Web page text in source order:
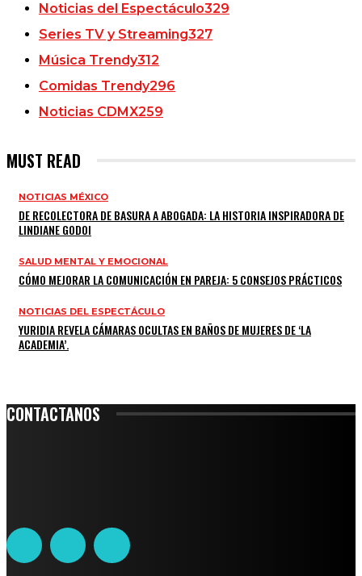
Noticias del Espectáculo329
Series TV y Streaming327
Música Trendy312
Comidas Trendy296
Noticias CDMX259
MUST READ
NOTICIAS MÉXICO
DE RECOLECTORA DE BASURA A ABOGADA: LA HISTORIA INSPIRADORA DE
LINDIANE GODOI
SALUD MENTAL Y EMOCIONAL
CÓMO MEJORAR LA COMUNICACIÓN EN PAREJA: 5 CONSEJOS PRÁCTICOS
NOTICIAS DEL ESPECTÁCULO
YURIDIA REVELA CÁMARAS OCULTAS EN BAÑOS DE MUJERES DE ‘LA
ACADEMIA’.
CONTACTANOS